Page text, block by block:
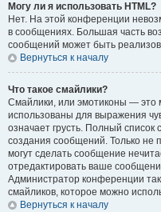
Могу ли я использовать HTML?
Нет. На этой конференции
в сообщениях. Большая часть
сообщений может быть
Вернуться к началу
Что такое смайлики?
Смайлики, или эмотиконы — это
использованы для выражения
означает грусть. Полный
создания сообщений. Только не
могут сделать сообщение
отредактировать ваше
Администратор конференции
смайликов, которое можно
Вернуться к началу